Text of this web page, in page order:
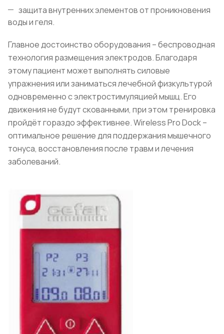
защита внутренних элементов от проникновения
воды и геля.
Главное достоинство оборудования – беспроводная
технология размещения электродов. Благодаря
этому пациент может выполнять силовые
упражнения или заниматься лечебной физкультурой
одновременно с электростимуляцией мышц. Его
движения не будут скованными, при этом тренировка
пройдёт гораздо эффективнее. Wireless Pro Dock –
оптимальное решение для поддержания мышечного
тонуса, восстановления после травм и лечения
заболеваний.